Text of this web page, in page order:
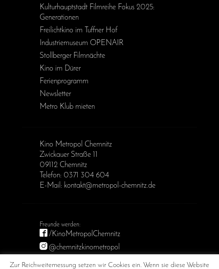
Kulturhauptstadt Filmreihe Fokus 2025:
Generationen
Freilichtkino im Tuffner Hof
Industriemuseum OPENAIR
Stollberger Filmnächte
Kino im Dürer
Ferienprogramm
Newsletter
Metro Klub mieten
Kino Metropol Chemnitz
Zwickauer Straße 11
09112 Chemnitz
Telefon: 0371 304 604
E-Mail: kontakt@metropol-chemnitz.de
/KinoMetropolChemnitz
@chemnitzkinometropol
Zur Reichweitemessung setzen wir Cookies ein. Wenn sie diese Website